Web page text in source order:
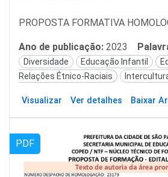
PROPOSTA FORMATIVA
Ano de publicação: 2023
Diversidade Educação Infantil
Relações Étnico-Raciais
Visualizar Ver detalhes Baixar
PDF